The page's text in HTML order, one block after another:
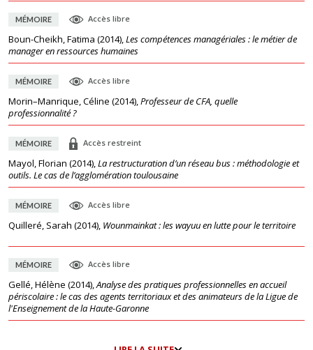
MÉMOIRE Accès libre
Boun-Cheikh, Fatima (2014),Les compétences managériales : le métier de
manager en ressources humaines
MÉMOIRE Accès libre
Morin–Manrique, Céline (2014),Professeur de CFA, quelle
professionnalité ?
MÉMOIRE Accès restreint
Mayol, Florian (2014),La restructuration d’un réseau bus : méthodologie et
outils. Le cas de l’agglomération toulousaine
MÉMOIRE Accès libre
Quilleré, Sarah (2014), Wounmainkat : les wayuu en lutte pour le territoire
MÉMOIRE Accès libre
Gellé, Hélène (2014),Analyse des pratiques professionnelles en accueil
périscolaire : le cas des agents territoriaux et des animateurs de la Ligue de
l'Enseignement de la Haute-Garonne